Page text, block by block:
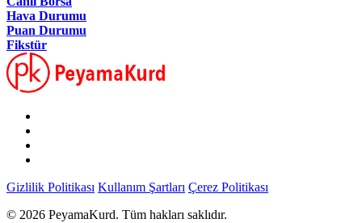
Hava Durumu
Puan Durumu
Fikstür
Gizlilik Politikası Kullanım Şartları Çerez Politikası
© 2026 PeyamaKurd. Tüm hakları saklıdır.